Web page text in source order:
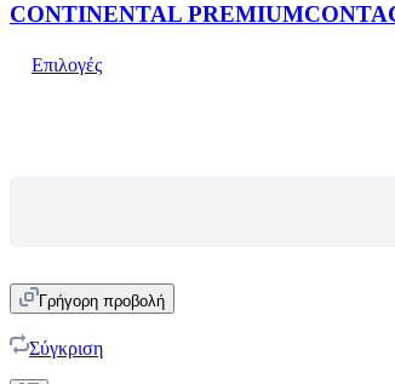
CONTINENTAL
Επιλογές
Γρήγορη προβολή
Σύγκριση